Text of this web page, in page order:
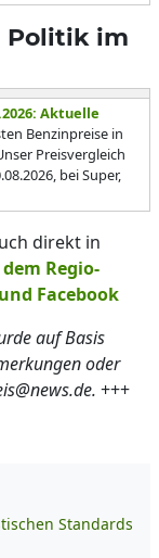
Politik im
Aktuelle
Benzinpreise in
Preisvergleich
bei Super,
direkt in
Regio-
Facebook
auf Basis
oder
+++
Standards